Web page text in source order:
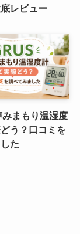
レビュー
まもり温湿度
う？口コミを
た